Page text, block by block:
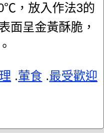
，放入作法3的
面呈金黃酥脆，
.葷食 .最受歡迎